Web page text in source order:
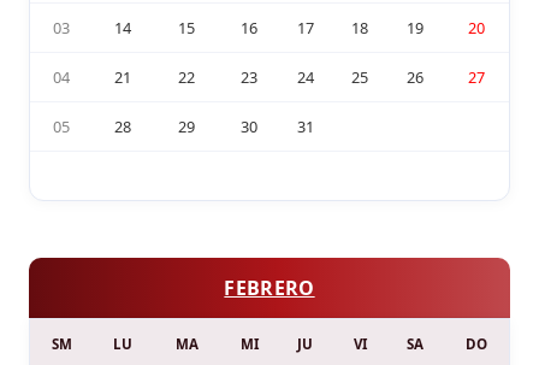
03 14 15 16 17 18 19 20
04 21 22 23 24 25 26 27
05 28 29 30 31
FEBRERO
SM LU MA MI JU VI SA DO